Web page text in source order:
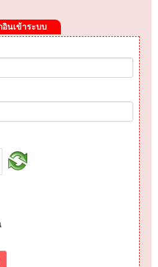
นเข้าระบบ